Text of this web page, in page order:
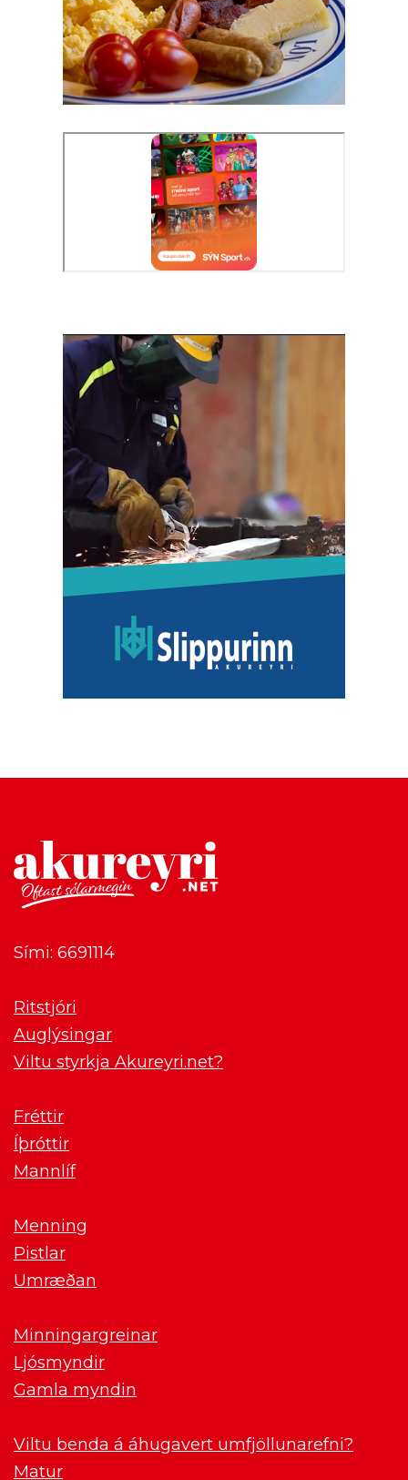
Sími: 6691114
Ritstjóri
Auglýsingar
Viltu styrkja Akureyri.net?
Fréttir
Íþróttir
Mannlíf
Menning
Pistlar
Umræðan
Minningargreinar
Ljósmyndir
Gamla myndin
Viltu benda á áhugavert umfjöllunarefni?
Matur